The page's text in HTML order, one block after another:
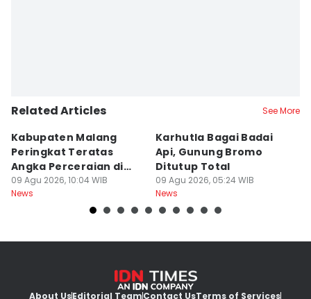
Related Articles See More
Kabupaten Malang
Peringkat Teratas
Angka Perceraian di
Jatim
09 Agu 2026, 10:04 WIB
News
Karhutla Bagai Badai
Api, Gunung Bromo
Ditutup Total
09 Agu 2026, 05:24 WIB
News
About UsEditorial TeamContact UsTerms of Services